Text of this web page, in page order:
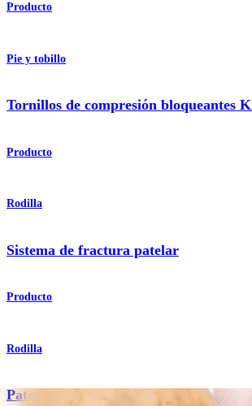
Producto
Pie y tobillo
Tornillos de compresión bloqueantes
Producto
Rodilla
Sistema de fractura patelar
Producto
Rodilla
Patella SuturePlate™